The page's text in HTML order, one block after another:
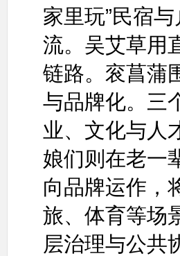
家里玩”民宿
流。吴艾草用
链路。衮菖蒲
与品牌化。三
业、文化与人
娘们则在老一
向品牌运作，
旅、体育等场
层治理与公共